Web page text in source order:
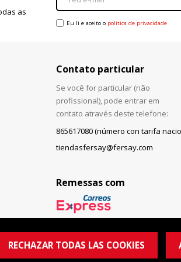
as
Eu li e aceito o política de privacidade
Contato particular
Se você for particular (não
profissional), pode entrar em
contato através deste telefone:
865617080 (número con tarifa
tiendasfersay@fersay.com
Remessas com
RECHAZAR TODAS LAS COOKIES